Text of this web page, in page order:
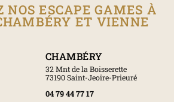
NOS ESCAPE GAMES À
ET VIENNE
CHAMBÉRY
32 Mnt de la Boisserette
73190 Saint-Jeoire-Prieuré
04 79 44 77 17